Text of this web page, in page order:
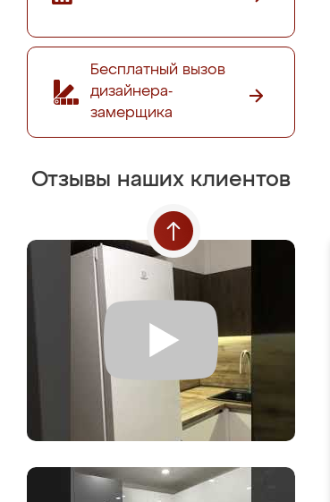
Бесплатный вызов
дизайнера-
замерщика
Отзывы наших клиентов